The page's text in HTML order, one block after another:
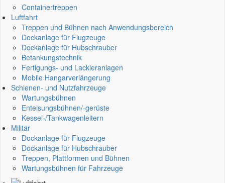
Containertreppen
Luftfahrt
Treppen und Bühnen nach Anwendungsbereich
Dockanlage für Flugzeuge
Dockanlage für Hubschrauber
Betankungstechnik
Fertigungs- und Lackieranlagen
Mobile Hangarverlängerung
Schienen- und Nutzfahrzeuge
Wartungsbühnen
Enteisungsbühnen/-gerüste
Kessel-/Tankwagenleitern
Militär
Dockanlage für Flugzeuge
Dockanlage für Hubschrauber
Treppen, Plattformen und Bühnen
Wartungsbühnen für Fahrzeuge